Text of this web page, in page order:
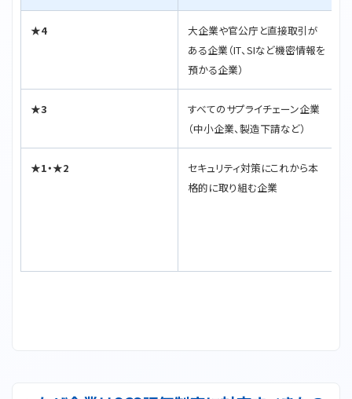
★4
大企業や官公庁と直接取引が
ある企業（IT、SIなど機密情報を
預かる企業）
★3
すべてのサプライチェーン企業
（中小企業、製造下請など）
★1・★2
セキュリティ対策にこれから本
格的に取り組む企業